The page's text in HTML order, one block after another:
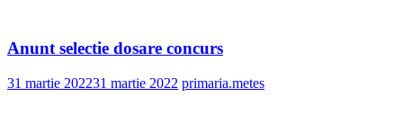
Anunt selectie dosare concurs
31 martie 202231 martie 2022 primaria.metes